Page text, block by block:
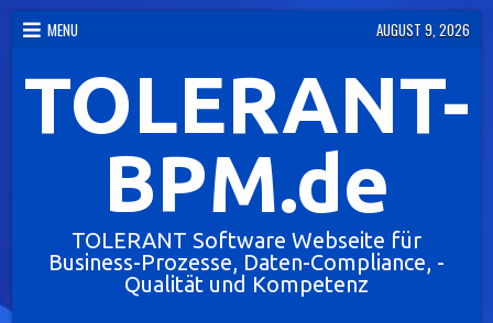
Skip
content
MENU AUGUST 9, 2026
TOLERANT-
BPM.de
TOLERANT Software Webseite für
Business-Prozesse, Daten-Compliance, -
Qualität und Kompetenz